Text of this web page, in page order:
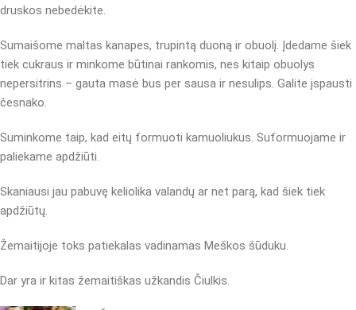
druskos nebedėkite.
Sumaišome maltas kanapes, trupintą duoną ir obuolį. Įdedame šiek
tiek cukraus ir minkome būtinai rankomis, nes kitaip obuolys
nepersitrins – gauta masė bus per sausa ir nesulips. Galite įspausti
česnako.
Suminkome taip, kad eitų formuoti kamuoliukus. Suformuojame ir
paliekame apdžiūti.
Skaniausi jau pabuvę keliolika valandų ar net parą, kad šiek tiek
apdžiūtų.
Žemaitijoje toks patiekalas vadinamas Meškos šūduku.
Dar yra ir kitas žemaitiškas užkandis Čiulkis.